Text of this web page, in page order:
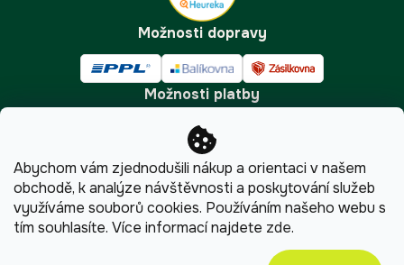
Abychom vám zjednodušili nákup a orientaci v našem
obchodě, k analýze návštěvnosti a poskytování služeb
využíváme souborů cookies. Používáním našeho webu s
tím souhlasíte. Více informací najdete zde.
Možnosti dopravy
Možnosti platby
Copyright 2026Pijumate.cz. Všechna práva vyhrazena.
Upravit nastavení cookies